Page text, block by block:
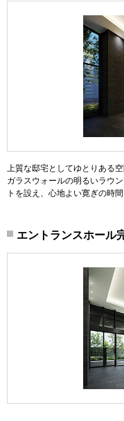
上質な邸宅としてゆとりある
ガラスウォールの明るいラウ
トを設え、心地よい寛ぎの時間
エントランスホール